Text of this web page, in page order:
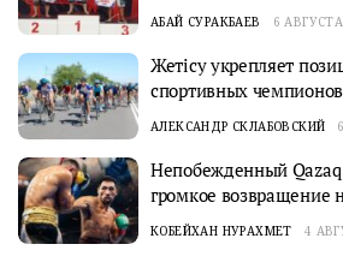
АБАЙ СУРАКБАЕВ 6
Жетісу укрепляет
спортивных чемпионов
АЛЕКСАНДР СКЛАБОВСКИЙ
Непобежденный Qazaq
громкое возвращение
КОБЕЙХАН НУРАХМЕТ 4